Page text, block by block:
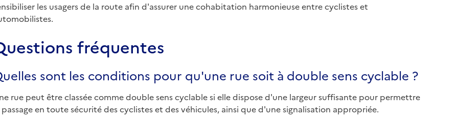
les usagers de la route afin d'assurer une cohabitation harmonieuse entre cyclistes et
fréquentes
sont les conditions pour qu'une rue soit à double sens cyclable ?
rue peut être classée comme double sens cyclable si elle dispose d'une largeur suffisante pour permettre
passage en toute sécurité des cyclistes et des véhicules, ainsi que d'une signalisation appropriée.